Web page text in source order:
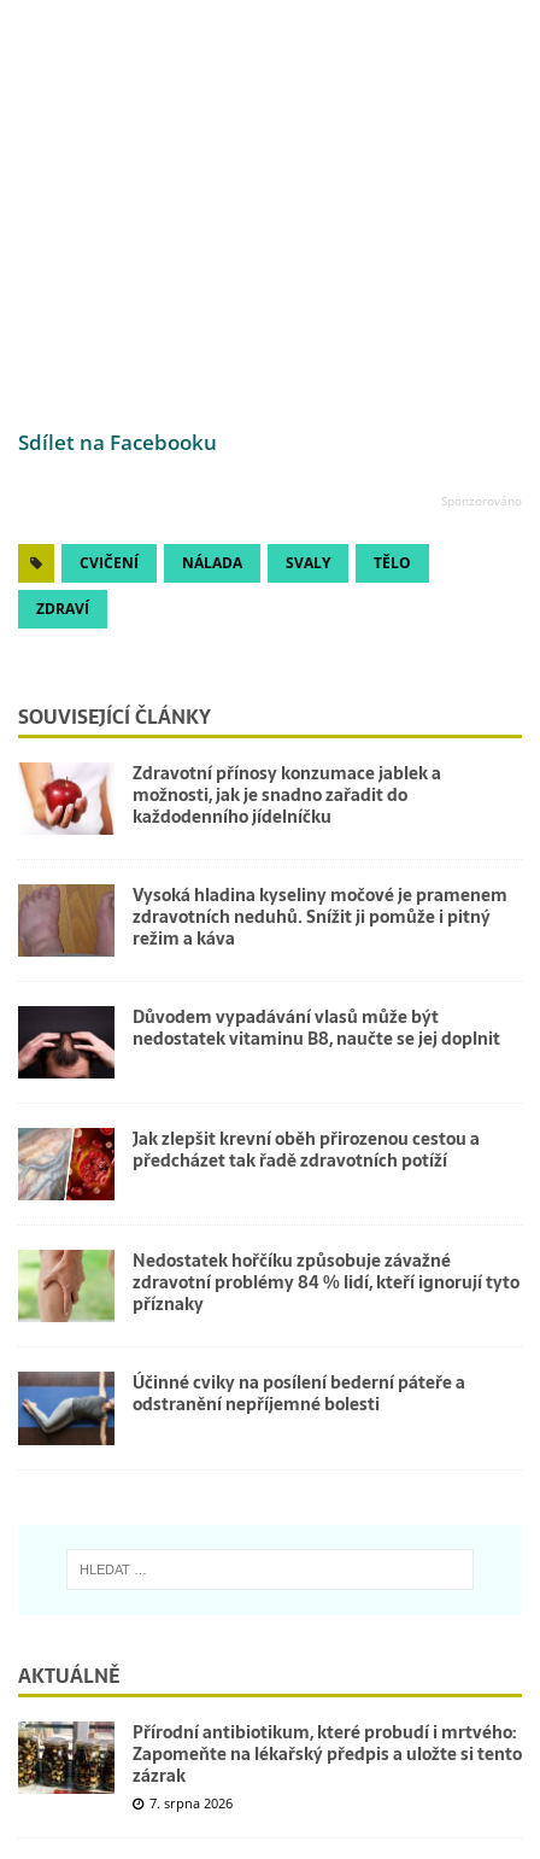
Sdílet na Facebooku
CVIČENÍ NÁLADA SVALY TĚLO
ZDRAVÍ
SOUVISEJÍCÍ ČLÁNKY
Zdravotní přínosy konzumace jablek a
možnosti, jak je snadno zařadit do
každodenního jídelníčku
Vysoká hladina kyseliny močové je pramenem
zdravotních neduhů. Snížit ji pomůže i pitný
režim a káva
Důvodem vypadávání vlasů může být
nedostatek vitaminu B8, naučte se jej doplnit
Jak zlepšit krevní oběh přirozenou cestou a
předcházet tak řadě zdravotních potíží
Nedostatek hořčíku způsobuje závažné
zdravotní problémy 84 % lidí, kteří ignorují tyto
příznaky
Účinné cviky na posílení bederní páteře a
odstranění nepříjemné bolesti
AKTUÁLNĚ
Přírodní antibiotikum, které probudí i mrtvého:
Zapomeňte na lékařský předpis a uložte si tento
zázrak
7. srpna 2026